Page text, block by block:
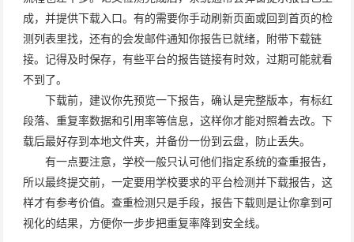
成，并提供下载入口。有的需要你手动刷新页面或回到首页的检
测列表里找，还有的会发邮件通知你报告已就绪，附带下载链
接。记得及时保存，有些平台的报告链接有时效，过期可能就看
不到了。
下载前，建议你先预览一下报告，确认是完整版本，有标红
段落、重复率数据和引用率等信息，这样你才能对照着去改。下
载后最好存到本地文件夹，并备份一份到云盘，防止丢失。
有一点要注意，学校一般只认可他们指定系统的查重报告，
所以最终提交前，一定要用学校要求的平台检测并下载报告，这
样才有参考价值。查重检测只是手段，报告下载则是让你拿到可
视化的结果，方便你一步步把重复率降到安全线。